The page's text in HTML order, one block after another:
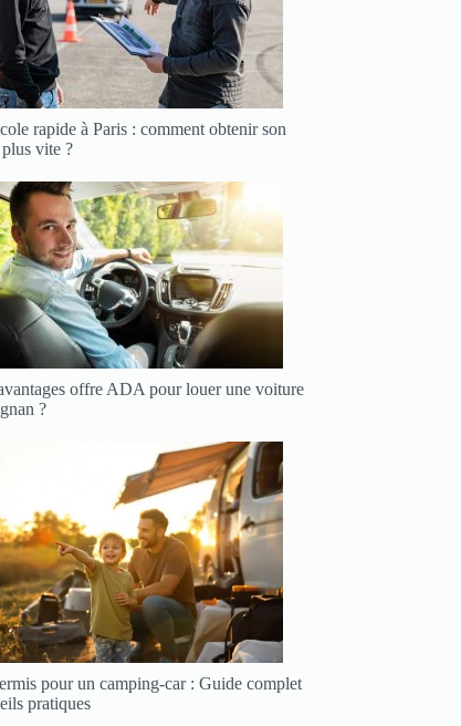
rapide à Paris : comment obtenir son
vite ?
offre ADA pour louer une voiture
?
pour un camping-car : Guide complet
pratiques